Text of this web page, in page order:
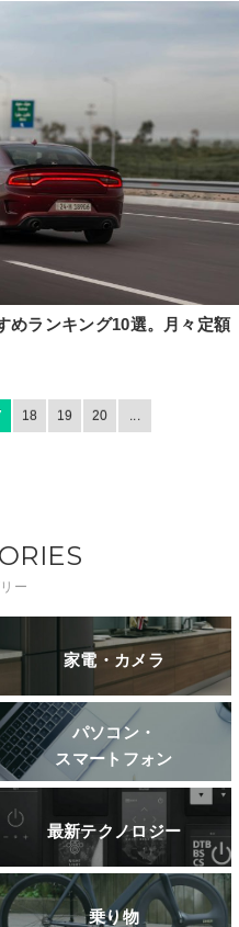
めランキング10選。月々定額
18 19 20 ...
ー
家電・カメラ
パソコン・
スマートフォン
最新テクノロジー
乗り物